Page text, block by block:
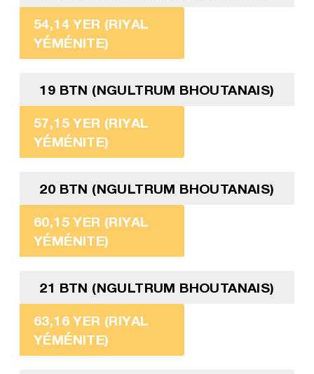
54,14 YER (RIYAL
YÉMÉNITE)
19 BTN (NGULTRUM BHOUTANAIS)
57,15 YER (RIYAL
YÉMÉNITE)
20 BTN (NGULTRUM BHOUTANAIS)
60,15 YER (RIYAL
YÉMÉNITE)
21 BTN (NGULTRUM BHOUTANAIS)
63,16 YER (RIYAL
YÉMÉNITE)